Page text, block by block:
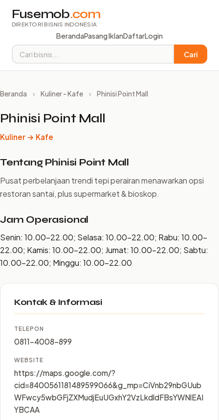
Fusemob.com
DIREKTORI BISNIS INDONESIA
BerandaPasang IklanDaftarLogin
Cari
Beranda › Kuliner - Kafe › Phinisi Point Mall
Phinisi Point Mall
Kuliner → Kafe
Tentang Phinisi Point Mall
Pusat perbelanjaan trendi tepi perairan menawarkan opsi
restoran santai, plus supermarket & bioskop.
Jam Operasional
Senin: 10.00–22.00; Selasa: 10.00–22.00; Rabu: 10.00–
22.00; Kamis: 10.00–22.00; Jumat: 10.00–22.00; Sabtu:
10.00–22.00; Minggu: 10.00–22.00
Kontak & Informasi
TELEPON
0811-4008-899
WEBSITE
https://maps.google.com/?
cid=8400561181489599066&g_mp=CiVnb29nbGUub
WFwcy5wbGFjZXMudjEuUGxhY2VzLkdldFBsYWNlEAI
YBCAA